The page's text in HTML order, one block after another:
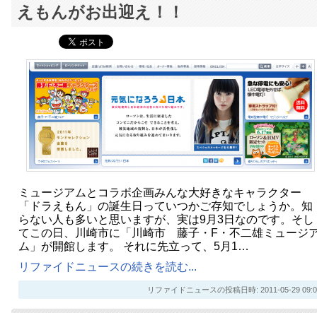
えもんがお出迎え！！
ミュージアムとコラボ企画みんな大好きなキャラクター
「ドラえもん」の誕生日っていつかご存知でしょうか。知
らない人も多いと思いますが、実は9月3日なのです。そし
てこの日、川崎市に「川崎市 藤子・F・不二雄ミュージ
ム」が開館します。 それに先立って、5月1…
リファイドニュースの続きを読む...
リファイドニュースの投稿日時: 2011-05-29